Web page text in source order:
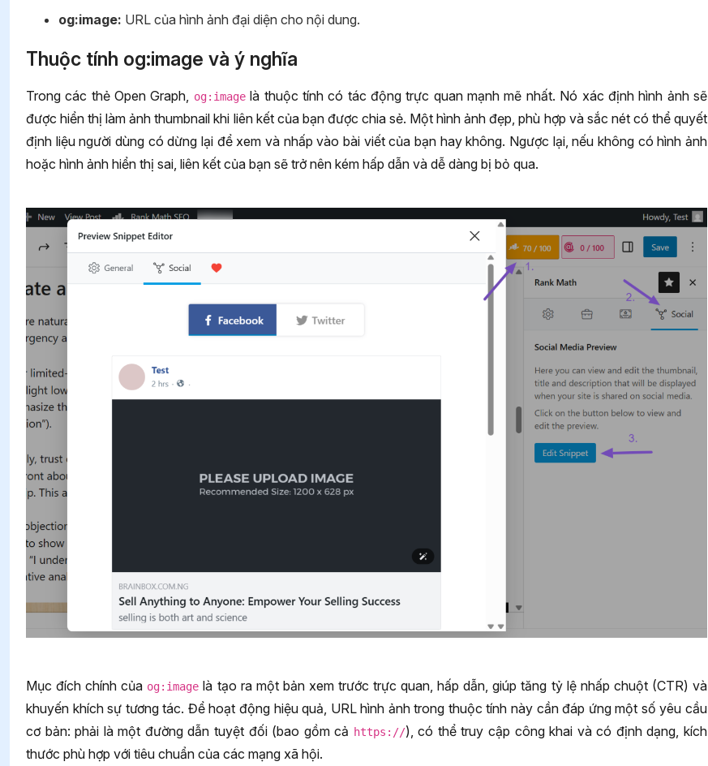
og:image: URL của hình ảnh đại diện cho nội dung.
Thuộc tính og:image và ý nghĩa
Trong các thẻ Open Graph, og:imagelà thuộc tính có tác động trực quan mạnh mẽ nhất. Nó xác định hình ảnh sẽ
được hiển thị làm ảnh thumbnail khi liên kết của bạn được chia sẻ. Một hình ảnh đẹp, phù hợp và sắc nét có thể quyết
định liệu người dùng có dừng lại để xem và nhấp vào bài viết của bạn hay không. Ngược lại, nếu không có hình ảnh
hoặc hình ảnh hiển thị sai, liên kết của bạn sẽ trở nên kém hấp dẫn và dễ dàng bị bỏ qua.
Mục đích chính của og:image là tạo ra một bản xem trước trực quan, hấp dẫn, giúp tăng tỷ lệ nhấp chuột (CTR) và
khuyến khích sự tương tác. Để hoạt động hiệu quả, URL hình ảnh trong thuộc tính này cần đáp ứng một số yêu cầu
cơ bản: phải là một đường dẫn tuyệt đối (bao gồm cả https://), có thể truy cập công khai và có định dạng, kích
thước phù hợp với tiêu chuẩn của các mạng xã hội.